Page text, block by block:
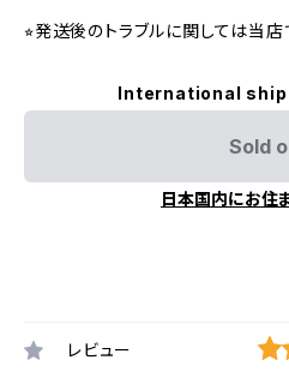
⭐︎発送後のトラブルに関しては当
International
Sold
日本国内にお住
レビュー